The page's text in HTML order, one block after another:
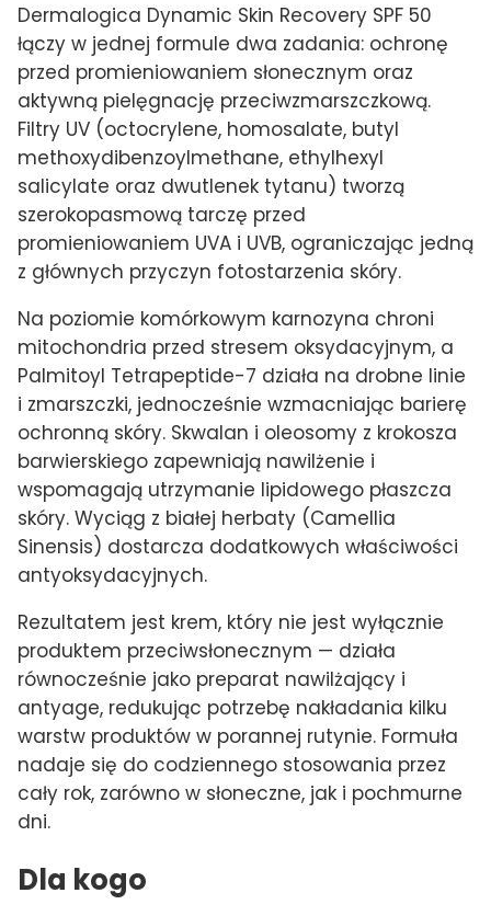
Dermalogica Dynamic Skin Recovery SPF 50
łączy w jednej formule dwa zadania: ochronę
przed promieniowaniem słonecznym oraz
aktywną pielęgnację przeciwzmarszczkową.
Filtry UV (octocrylene, homosalate, butyl
methoxydibenzoylmethane, ethylhexyl
salicylate oraz dwutlenek tytanu) tworzą
szerokopasmową tarczę przed
promieniowaniem UVA i UVB, ograniczając jedną
z głównych przyczyn fotostarzenia skóry.
Na poziomie komórkowym karnozyna chroni
mitochondria przed stresem oksydacyjnym, a
Palmitoyl Tetrapeptide-7 działa na drobne linie
i zmarszczki, jednocześnie wzmacniając barierę
ochronną skóry. Skwalan i oleosomy z krokosza
barwierskiego zapewniają nawilżenie i
wspomagają utrzymanie lipidowego płaszcza
skóry. Wyciąg z białej herbaty (Camellia
Sinensis) dostarcza dodatkowych właściwości
antyoksydacyjnych.
Rezultatem jest krem, który nie jest wyłącznie
produktem przeciwsłonecznym — działa
równocześnie jako preparat nawilżający i
antyage, redukując potrzebę nakładania kilku
warstw produktów w porannej rutynie. Formuła
nadaje się do codziennego stosowania przez
cały rok, zarówno w słoneczne, jak i pochmurne
dni.
Dla kogo